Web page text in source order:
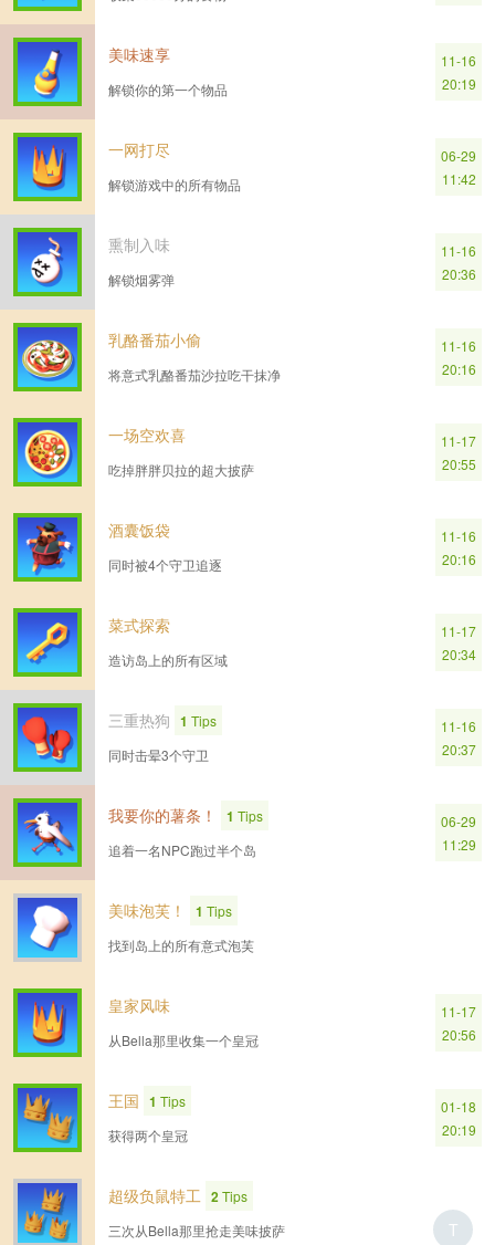
美味速享
解锁你的第一个物品
11-16
20:19
一网打尽
解锁游戏中的所有物品
06-29
11:42
熏制入味
解锁烟雾弹
11-16
20:36
乳酪番茄小偷
将意式乳酪番茄沙拉吃干抹净
11-16
20:16
一场空欢喜
吃掉胖胖贝拉的超大披萨
11-17
20:55
酒囊饭袋
同时被4个守卫追逐
11-16
20:16
菜式探索
造访岛上的所有区域
11-17
20:34
三重热狗 1 Tips
同时击晕3个守卫
11-16
20:37
我要你的薯条！ 1 Tips
追着一名NPC跑过半个岛
06-29
11:29
美味泡芙！ 1 Tips
找到岛上的所有意式泡芙
皇家风味
从Bella那里收集一个皇冠
11-17
20:56
王国 1 Tips
获得两个皇冠
01-18
20:19
超级负鼠特工 2Tips
三次从Bella那里抢走美味披萨
T